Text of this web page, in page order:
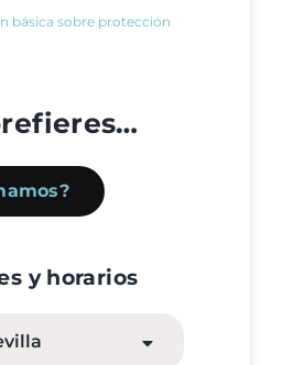
básica sobre protección
y horarios